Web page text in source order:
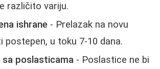
različito variju.
ishrane - Prelazak na novu
postepen, u toku 7-10 dana.
sa poslasticama - Poslastice ne bi